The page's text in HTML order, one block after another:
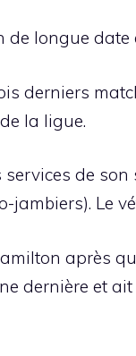
longue date
derniers
la ligue.
de
Le
après
dernière et